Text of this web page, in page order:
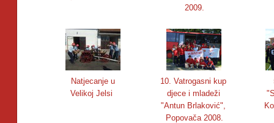
2009.
Natjecanje u
Velikoj Jelsi
10. Vatrogasni kup
djece i mladeži
"Antun Brlaković",
Popovača 2008.